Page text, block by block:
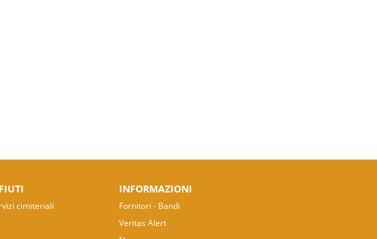
cimiteriali
INFORMAZIONI
Fornitori - Bandi
Veritas Alert